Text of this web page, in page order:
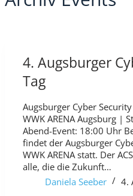
4. Augsburger
Tag
Augsburger Cyber
WWK ARENA Augsburg |
Abend-Event: 18:00 Uhr
findet der Augsburger
WWK ARENA statt. Der
alle, die die Zukunft…
Daniela Seeber
4.